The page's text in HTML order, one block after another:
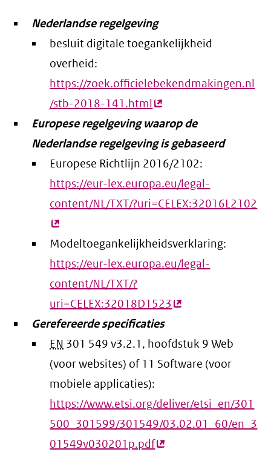
Nederlandse regelgeving
besluit digitale toegankelijkheid
overheid:
https://zoek.officielebekendmakingen.nl
/stb-2018-141.html(externe
link)
Europese regelgeving waarop de
Nederlandse regelgeving is gebaseerd
Europese Richtlijn 2016/2102:
https://eur-lex.europa.eu/legal-
content/NL/TXT/?uri=CELEX:32016L2102
Modeltoegankelijkheidsverklaring:
https://eur-lex.europa.eu/legal-
content/NL/TXT/?
uri=CELEX:32018D1523 (externe
Gerefereerde specificaties
EN 301 549 v3.2.1, hoofdstuk 9 Web
(voor websites) of 11 Software (voor
mobiele applicaties):
https://www.etsi.org/deliver/etsi_en/301
500_301599/301549/03.02.01_60/en_3
01549v030201p.pdf(externe